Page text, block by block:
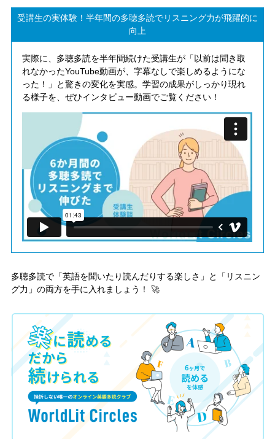
受講生の実体験！半年間の多聴多読でリスニング力が飛躍的に
向上
実際に、多聴多読を半年間続けた受講生が「以前は聞き取
れなかったYouTube動画が、字幕なしで楽しめるようにな
った！」と驚きの変化を実感。学習の成果がしっかり現れ
る様子を、ぜひインタビュー動画でご覧ください！
多聴多読で「英語を聞いたり読んだりする楽しさ」と「リスニン
グ力」の両方を手に入れましょう！ 🚀